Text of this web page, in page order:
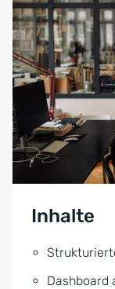
Inhalte
Dashboard